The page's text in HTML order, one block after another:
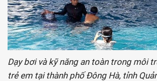
Dạy bơi và kỹ năng an toàn trong môi
trẻ em tại thành phố Đông Hà, tỉnh